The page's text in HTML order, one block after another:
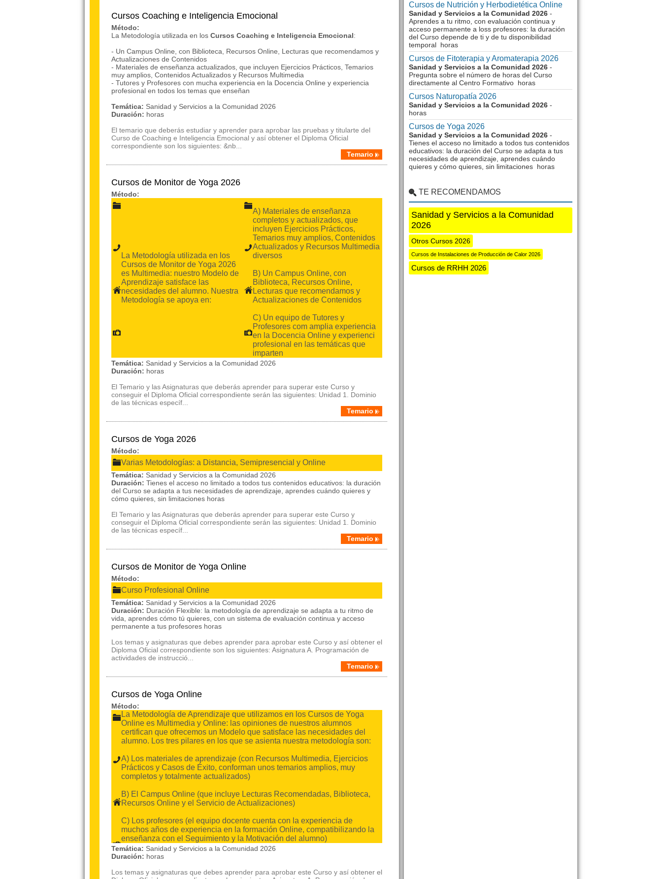
Cursos Coaching e Inteligencia Emocional
Método:
La Metodología utilizada en los Cursos Coaching e Inteligencia Emocional:
- Un Campus Online, con Biblioteca, Recursos Online, Lecturas que recomendamos y
Actualizaciones de Contenidos
- Materiales de enseñanza actualizados, que incluyen Ejercicios Prácticos, Temarios
muy amplios, Contenidos Actualizados y Recursos Multimedia
- Tutores y Profesores con mucha experiencia en la Docencia Online y experiencia
profesional en todos los temas que enseñan
Temática: Sanidad y Servicios a la Comunidad 2026
Duración: horas
El temario que deberás estudiar y aprender para aprobar las pruebas y titularte del
Curso de Coaching e Inteligencia Emocional y así obtener el Diploma Oficial
correspondiente son los siguientes: &nb...
Temario
Cursos de Monitor de Yoga 2026
Método:
La Metodología utilizada en los
Cursos de Monitor de Yoga 2026
es Multimedia: nuestro Modelo de
Aprendizaje satisface las
necesidades del alumno. Nuestra
Metodología se apoya en:
A) Materiales de enseñanza
completos y actualizados, que
incluyen Ejercicios Prácticos,
Temarios muy amplios, Contenidos
Actualizados y Recursos Multimedia
diversos
B) Un Campus Online, con
Biblioteca, Recursos Online,
Lecturas que recomendamos y
Actualizaciones de Contenidos
C) Un equipo de Tutores y
Profesores com amplia experiencia
en la Docencia Online y experienci
profesional en las temáticas que
imparten
Temática: Sanidad y Servicios a la Comunidad 2026
Duración: horas
El Temario y las Asignaturas que deberás aprender para superar este Curso y
conseguir el Diploma Oficial correspondiente serán las siguientes: Unidad 1. Dominio
de las técnicas específ...
Temario
Cursos de Yoga 2026
Método:
Varias Metodologías: a Distancia, Semipresencial y Online
Temática: Sanidad y Servicios a la Comunidad 2026
Duración: Tienes el acceso no limitado a todos tus contenidos educativos: la duración
del Curso se adapta a tus necesidades de aprendizaje, aprendes cuándo quieres y
cómo quieres, sin limitaciones horas
El Temario y las Asignaturas que deberás aprender para superar este Curso y
conseguir el Diploma Oficial correspondiente serán las siguientes: Unidad 1. Dominio
de las técnicas específ...
Temario
Cursos de Monitor de Yoga Online
Método:
Curso Profesional Online
Temática: Sanidad y Servicios a la Comunidad 2026
Duración: Duración Flexible: la metodología de aprendizaje se adapta a tu ritmo de
vida, aprendes cómo tú quieres, con un sistema de evaluación continua y acceso
permanente a tus profesores horas
Los temas y asignaturas que debes aprender para aprobar este Curso y así obtener el
Diploma Oficial correspondiente son los siguientes: Asignatura A. Programación de
actividades de instrucció...
Temario
Cursos de Yoga Online
Método:
La Metodología de Aprendizaje que utilizamos en los Cursos de Yoga
Online es Multimedia y Online: las opiniones de nuestros alumnos
certifican que ofrecemos un Modelo que satisface las necesidades del
alumno. Los tres pilares en los que se asienta nuestra metodología son:
A) Los materiales de aprendizaje (con Recursos Multimedia, Ejercicios
Prácticos y Casos de Éxito, conforman unos temarios amplios, muy
completos y totalmente actualizados)
B) El Campus Online (que incluye Lecturas Recomendadas, Biblioteca,
Recursos Online y el Servicio de Actualizaciones)
C) Los profesores (el equipo docente cuenta con la experiencia de
muchos años de experiencia en la formación Online, compatibilizando la
enseñanza con el Seguimiento y la Motivación del alumno)
Temática: Sanidad y Servicios a la Comunidad 2026
Duración: horas
Los temas y asignaturas que debes aprender para aprobar este Curso y así obtener el
Cursos de Nutrición y Herbodietética Online
Sanidad y Servicios a la Comunidad 2026 -
Aprendes a tu ritmo, con evaluación continua y
acceso permanente a loss profesores: la duración
del Curso depende de ti y de tu disponibilidad
temporal horas
Cursos de Fitoterapia y Aromaterapia 2026
Sanidad y Servicios a la Comunidad 2026 -
Pregunta sobre el número de horas del Curso
directamente al Centro Formativo horas
Cursos Naturopatía 2026
Sanidad y Servicios a la Comunidad 2026 -
horas
Cursos de Yoga 2026
Sanidad y Servicios a la Comunidad 2026 -
Tienes el acceso no limitado a todos tus contenidos
educativos: la duración del Curso se adapta a tus
necesidades de aprendizaje, aprendes cuándo
quieres y cómo quieres, sin limitaciones horas
TE RECOMENDAMOS
Sanidad y Servicios a la Comunidad
2026
Otros Cursos 2026
Cursos de Instalaciones de Producción de Calor 2026
Cursos de RRHH 2026